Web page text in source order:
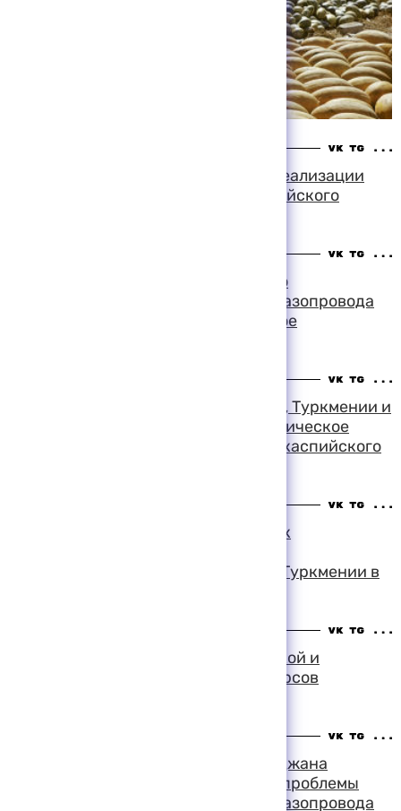
Ашхабад сделал еще один шаг по реализации
проекта строительства транскаспийского
Туркмения и лидер консорциума по
строительству транскаспийского газопровода
подписали финансово-юридическое
Президенты Грузии, Азербайджана, Туркмении и
Турции подпишут в сентябре политическое
соглашение о строительстве транскаспийского
Компания "Шелл" присоединилась к
транскаспийского газопровода из Туркмении в
Компания "Шелл" займется разведкой и
разработкой углеводородных ресурсов
Президенты Туркмении и Азербайджана
обсудили в телефонном разговоре проблемы
строительства транскаспийского газопровода